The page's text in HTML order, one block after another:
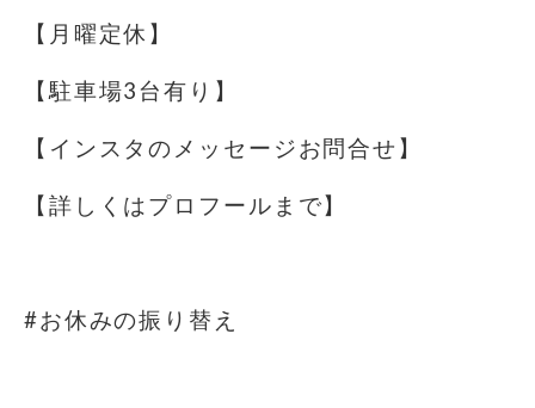
【月曜定休】
【駐車場️3台有り】
【インスタのメッセージお問合せ】
【詳しくはプロフールまで】
#お休みの振り替え